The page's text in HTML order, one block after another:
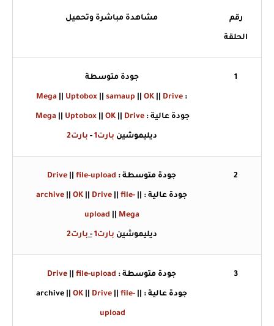
رقم
الحلقة
مشاهدة مباشرة وتحميل
1 جودة متوسطة
:
Mega Uptobox samaup OK|| Drive
جودة عالية : Mega Uptobox OK Drive
ديليموشين بارت1 - بارت2
2 جودة متوسطة : Drive file-upload
جودة عالية : archive OK Drive file-
upload Mega
ديليموشين بارت1 -بارت2
3 جودة متوسطة : Drive file-upload
جودة عالية : archive OK Drive file-
upload